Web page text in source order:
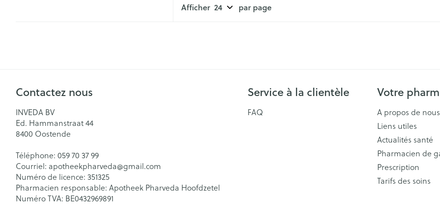
Afficher par page
Contactez nous
INVEDA BV
Ed. Hammanstraat 44
8400 Oostende
Téléphone: 059 70 37 99
Courriel: apotheekpharveda@gmail.com
Numéro de licence: 351325
Pharmacien responsable: Apotheek Pharveda Hoofdzetel
Numéro TVA: BE0432969891
Service à la clientèle
FAQ
Votre
A propos de nous
Liens utiles
Actualités santé
Pharmacien de
Prescription
Tarifs des soins